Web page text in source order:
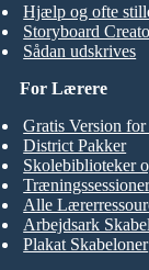
Hjælp og ofte
Storyboard
Sådan udskrives
For Lærere
Gratis Version
District Pakker
Skolebiblioteker
Alle
Arbejdsark
Plakat Skabeloner